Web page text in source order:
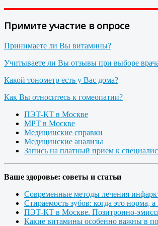
Примите участие в опросе
Принимаете ли Вы витамины?
Учитываете ли Вы отзывы при выборе
Какой тонометр есть у Вас дома?
Как Вы относитесь к гомеопатии?
ПЭТ-КТ в Москве
МРТ в Москве
Медицинские справки
Медицинские анализы
Запись на платный прием к
Ваше здоровье: советы и статьи
Современные методы лечения
Стираемость зубов: когда это норма, а
ПЭТ-КТ в Москве. Позитронно-
Какие витамины особенно важны в